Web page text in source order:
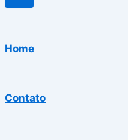
Home
Contato